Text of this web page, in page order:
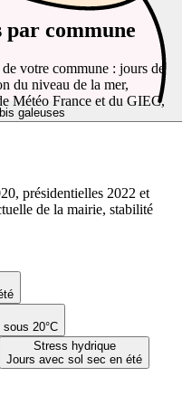
galeuses
20°C
Stress hydrique
Jours avec sol sec en été
commune
votre commune : jours de
du niveau de la mer,
Météo France et du GIEC,
présidentielles 2022 et
de la mairie, stabilité